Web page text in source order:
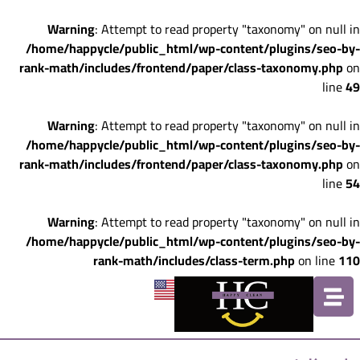
Warning: Attempt to read property "taxonomy" on null in
/home/happycle/public_html/wp-content/plugins/seo-by-
rank-math/includes/frontend/paper/class-taxonomy.phpon
line49
Warning: Attempt to read property "taxonomy" on null in
/home/happycle/public_html/wp-content/plugins/seo-by-
rank-math/includes/frontend/paper/class-taxonomy.phpon
line54
Warning: Attempt to read property "taxonomy" on null in
/home/happycle/public_html/wp-content/plugins/seo-by-
rank-math/includes/class-term.phpon line110